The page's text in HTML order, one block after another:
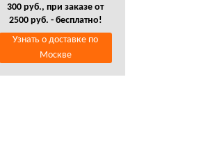
300 руб., при заказе от
2500 руб. - бесплатно!
Узнать о доставке по
Москве